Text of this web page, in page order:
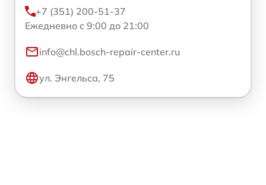
+7 (351) 200-51-37
Ежедневно с 9:00 до 21:00
info@chl.bosch-repair-center.ru
ул. Энгельса, 75